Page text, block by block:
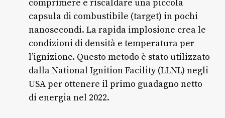
comprimere e riscaldare una piccola
capsula di combustibile (target) in pochi
nanosecondi. La rapida implosione crea le
condizioni di densità e temperatura per
l’ignizione. Questo metodo è stato utilizzato
dalla National Ignition Facility (LLNL) negli
USA per ottenere il primo guadagno netto
di energia nel 2022.